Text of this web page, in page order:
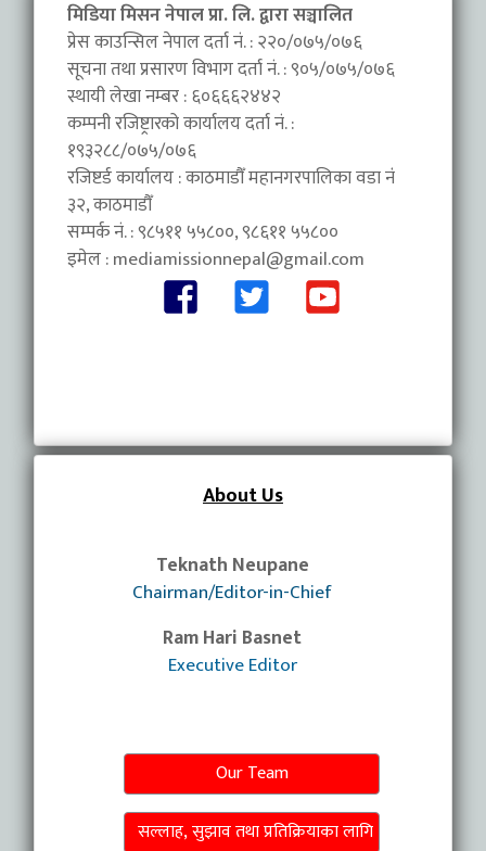
मिडिया मिसन नेपाल प्रा. लि. द्वारा सञ्चालित
प्रेस काउन्सिल नेपाल दर्ता नं. : २२०/०७५/०७६
सूचना तथा प्रसारण विभाग दर्ता नं. : ९०५/०७५/०७६
स्थायी लेखा नम्बर : ६०६६६२४४२
कम्पनी रजिष्ट्रारको कार्यालय दर्ता नं. :
१९३२८८/०७५/०७६
रजिष्टर्ड कार्यालय : काठमाडौँ महानगरपालिका वडा नंं
३२, काठमाडौँ
सम्पर्क नं. : ९८५११ ५५८००, ९८६११ ५५८००
इमेल :mediamissionnepal@gmail.com
About Us
Teknath Neupane
Chairman/Editor-in-Chief
Ram Hari Basnet
Executive Editor
Our Team
सल्लाह, सुझाव तथा प्रतिक्रियाका लागि